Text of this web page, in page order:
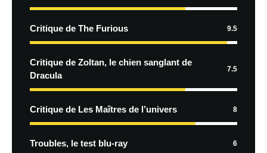
Critique de The Furious 9.5
Critique de Zoltan, le chien sanglant de
Dracula
7.5
Critique de Les Maîtres de l’univers 8
Troubles, le test blu-ray 6